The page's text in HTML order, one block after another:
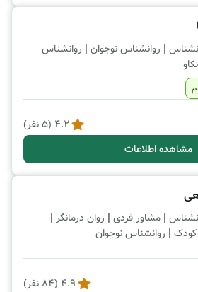
| روانشناس نوجوان | روانشناس
4.2
(
5نفر)
مشاهده اطلاعات
| مشاور فردی | روان درمانگر |
کودک | روانشناس نوجوان
4.9
(
84 نفر)